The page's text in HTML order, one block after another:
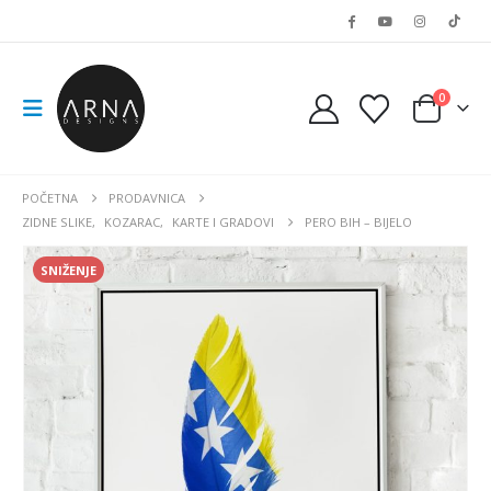
0
POČETNA
PRODAVNICA
ZIDNE SLIKE, KOZARAC, KARTE I GRADOVI PERO BIH – BIJELO
SNIŽENJE